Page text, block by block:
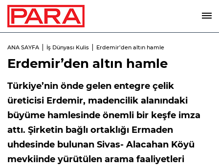
ANA SAYFA İş Dünyası Kulis Erdemir’den altın hamle
Erdemir’den altın hamle
Türkiye’nin önde gelen entegre çelik
üreticisi Erdemir, madencilik alanındaki
büyüme hamlesinde önemli bir keşfe imza
attı. Şirketin bağlı ortaklığı Ermaden
uhdesinde bulunan Sivas- Alacahan Köyü
mevkiinde yürütülen arama faaliyetleri